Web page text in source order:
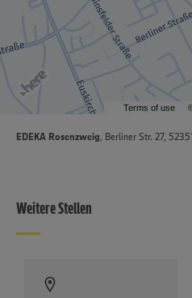
Terms of use
EDEKA Rosenzweig, Berliner Str. 27,
Weitere Stellen